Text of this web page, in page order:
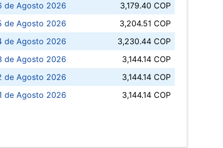
de Agosto 2026
3,179.40 COP
de Agosto 2026
3,204.51 COP
de Agosto 2026
3,230.44 COP
de Agosto 2026
3,144.14 COP
de Agosto 2026
3,144.14 COP
de Agosto 2026
3,144.14 COP